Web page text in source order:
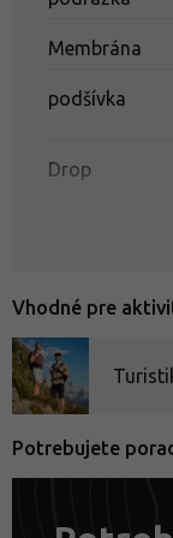
Ako správne
Membrána
podšívka
Drop
Vhodné pre
Potrebujete